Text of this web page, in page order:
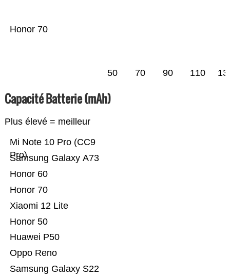
Honor 70
50 70 90 110
Capacité Batterie (mAh)
Plus élevé = meilleur
Samsung Galaxy S22
Oppo Reno
Huawei P50
Honor 50
Xiaomi 12 Lite
Honor 70
Honor 60
Samsung Galaxy A73
Mi Note 10 Pro (CC9
Pro)